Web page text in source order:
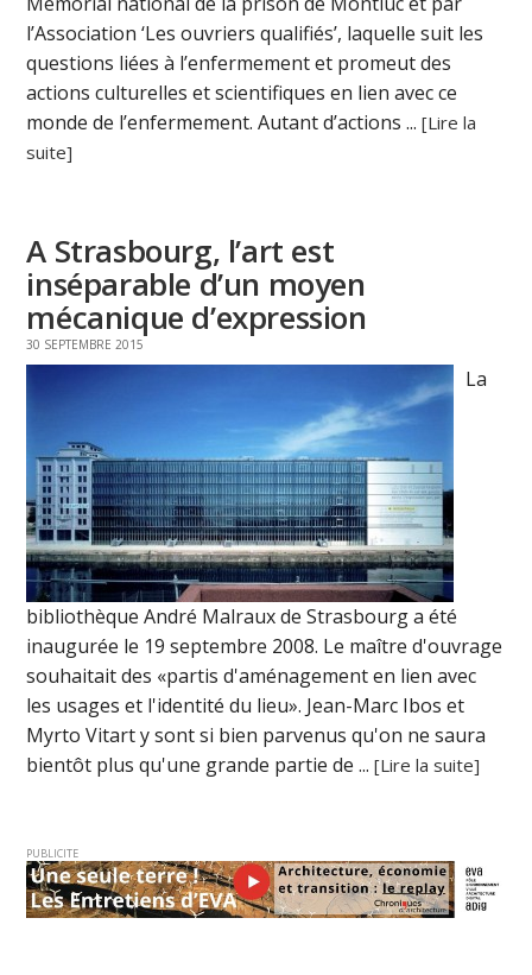
l’Association ‘Les ouvriers qualifiés’, laquelle suit les
questions liées à l’enfermement et promeut des
actions culturelles et scientifiques en lien avec ce
monde de l’enfermement. Autant d’actions ...[Lire la
suite]
A Strasbourg, l’art est
inséparable d’un moyen
mécanique d’expression
30 SEPTEMBRE 2015
La
bibliothèque André Malraux de Strasbourg a été
inaugurée le 19 septembre 2008. Le maître d'ouvrage
souhaitait des «partis d'aménagement en lien avec
les usages et l'identité du lieu». Jean-Marc Ibos et
Myrto Vitart y sont si bien parvenus qu'on ne saura
bientôt plus qu'une grande partie de ...[Lire la suite]
PUBLICITE